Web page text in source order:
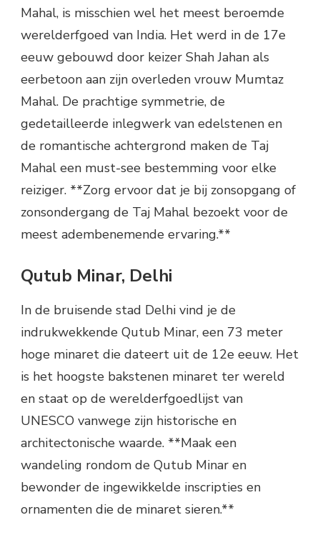
Mahal, is misschien wel het meest beroemde
werelderfgoed van India. Het werd in de 17e
eeuw gebouwd door keizer Shah Jahan als
eerbetoon aan zijn overleden vrouw Mumtaz
Mahal. De prachtige symmetrie, de
gedetailleerde inlegwerk van edelstenen en
de romantische achtergrond maken de Taj
Mahal een must-see bestemming voor elke
reiziger. **Zorg ervoor dat je bij zonsopgang of
zonsondergang de Taj Mahal bezoekt voor de
meest adembenemende ervaring.**
Qutub Minar, Delhi
In de bruisende stad Delhi vind je de
indrukwekkende Qutub Minar, een 73 meter
hoge minaret die dateert uit de 12e eeuw. Het
is het hoogste bakstenen minaret ter wereld
en staat op de werelderfgoedlijst van
UNESCO vanwege zijn historische en
architectonische waarde. **Maak een
wandeling rondom de Qutub Minar en
bewonder de ingewikkelde inscripties en
ornamenten die de minaret sieren.**